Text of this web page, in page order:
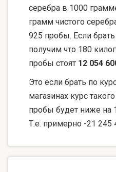
серебра в 1000
грамм чистого
925 пробы. Если
получим что 180
пробы стоят 12 054
Это если брать по
магазинах курс
пробы будет ниже на
Т.е. примерно -21 245